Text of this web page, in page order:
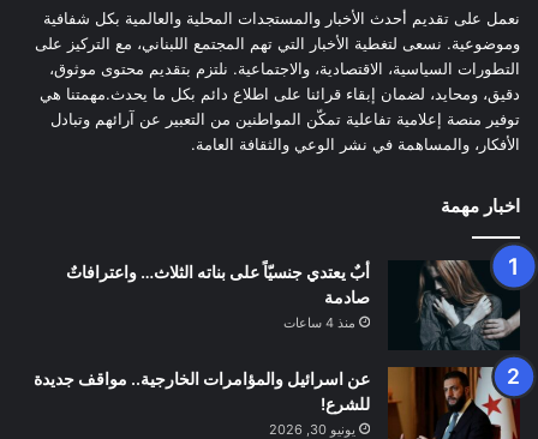
نعمل على تقديم أحدث الأخبار والمستجدات المحلية والعالمية بكل شفافية
وموضوعية. نسعى لتغطية الأخبار التي تهم المجتمع اللبناني، مع التركيز على
التطورات السياسية، الاقتصادية، والاجتماعية. نلتزم بتقديم محتوى موثوق،
دقيق، ومحايد، لضمان إبقاء قرائنا على اطلاع دائم بكل ما يحدث.مهمتنا هي
توفير منصة إعلامية تفاعلية تمكّن المواطنين من التعبير عن آرائهم وتبادل
الأفكار، والمساهمة في نشر الوعي والثقافة العامة.
اخبار مهمة
أبٌ يعتدي جنسيّاً على بناته الثلاث… واعترافاتٌ
صادمة
منذ 4 ساعات
عن اسرائيل والمؤامرات الخارجية.. مواقف جديدة
للشرع!
يونيو 30, 2026